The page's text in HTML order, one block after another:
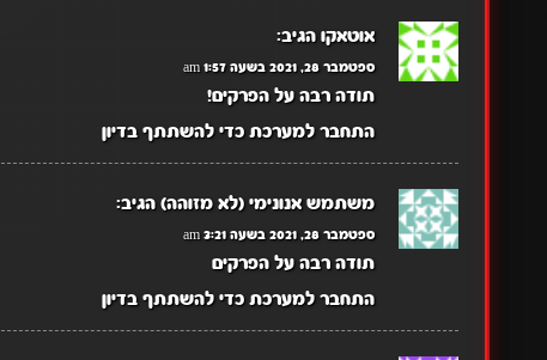
אוטאקו הגיב:
ספטמבר 28, 2021 בשעה 1:57 am
תודה רבה על הפרקים!
התחבר למערכת כדי להשתתף בדיון
משתמש אנונימי (לא מזוהה) הגיב:
ספטמבר 28, 2021 בשעה 3:21 am
תודה רבה על הפרקים
התחבר למערכת כדי להשתתף בדיון